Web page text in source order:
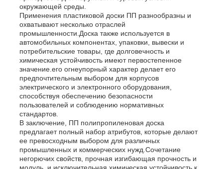
Все случаи
Отправить запрос
Доска PP пластиковая
Рекламный щит из полипропилена
Лист из пластика ПП
окружающей среды.
Применения пластиковой доски ПП разнообразны и
охватывают несколько отраслей
промышленности.Доска также используется в
автомобильных компонентах, упаковки, вывески и
потребительские товары, где долговечность и
химическая устойчивость имеют первостепенное
значение.его огнеупорный характер делает его
предпочтительным выбором для корпусов
электрического и электронного оборудования,
способствуя обеспечению безопасности
пользователей и соблюдению нормативных
стандартов.
В заключение, ПП полипропиленовая доска
предлагает полный набор атрибутов, которые делают
ее превосходным выбором для различных
промышленных и коммерческих нужд.Сочетание
негорючих свойств, прочная изгибающая прочность и
модуль, и исключительная химическая устойчивость к